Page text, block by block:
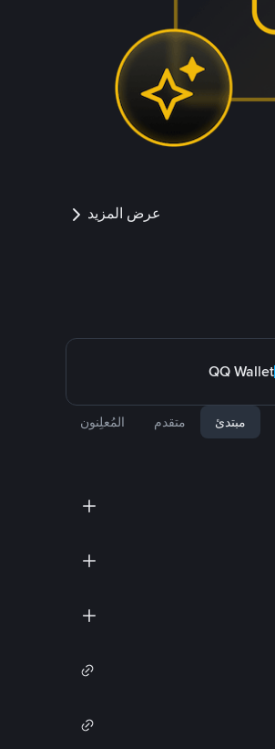
عرض المزيد
QQ Wallet
مبتدئ متقدم المُعلِنون